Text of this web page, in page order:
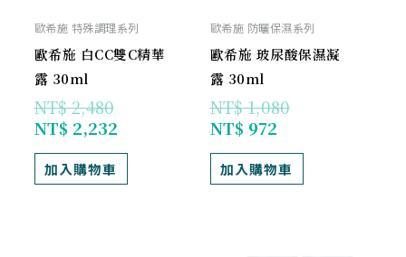
歐希施 特殊調理系列
歐希施 白CC雙C精華
露 30ml
NT$2,480
NT$ 2,232
加入購物車
歐希施 防曬保濕系列
歐希施 玻尿酸保濕凝
露 30ml
NT$1,080
NT$ 972
加入購物車